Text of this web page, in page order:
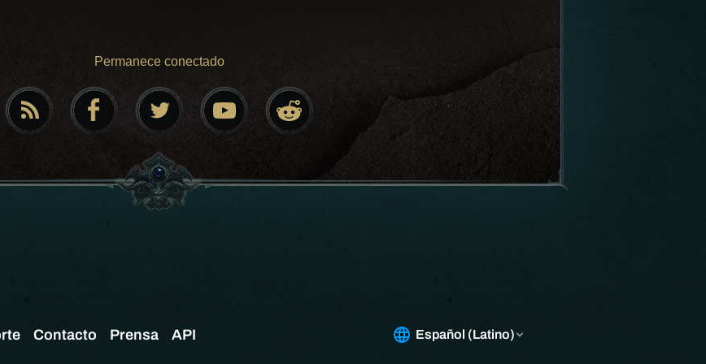
Permanece conectado